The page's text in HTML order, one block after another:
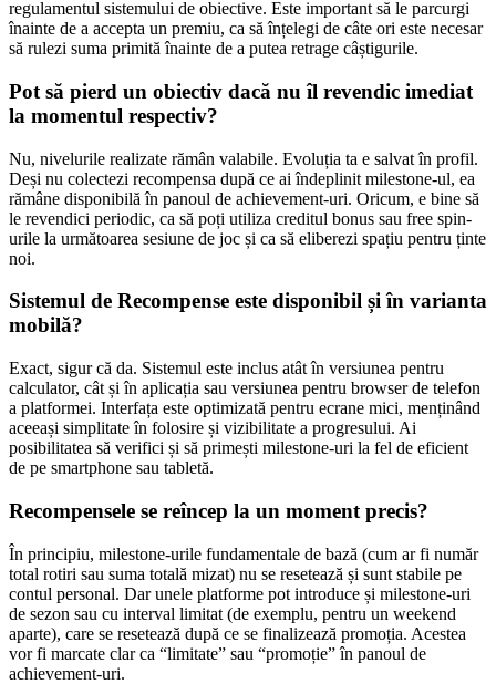
regulamentul sistemului de obiective. Este important să le parcurgi
înainte de a accepta un premiu, ca să înțelegi de câte ori este necesar
să rulezi suma primită înainte de a putea retrage câștigurile.
Pot să pierd un obiectiv dacă nu îl revendic imediat
la momentul respectiv?
Nu, nivelurile realizate rămân valabile. Evoluția ta e salvat în profil.
Deși nu colectezi recompensa după ce ai îndeplinit milestone-ul, ea
rămâne disponibilă în panoul de achievement-uri. Oricum, e bine să
le revendici periodic, ca să poți utiliza creditul bonus sau free spin-
urile la următoarea sesiune de joc și ca să eliberezi spațiu pentru ținte
noi.
Sistemul de Recompense este disponibil și în varianta
mobilă?
Exact, sigur că da. Sistemul este inclus atât în versiunea pentru
calculator, cât și în aplicația sau versiunea pentru browser de telefon
a platformei. Interfața este optimizată pentru ecrane mici, menținând
aceeași simplitate în folosire și vizibilitate a progresului. Ai
posibilitatea să verifici și să primești milestone-uri la fel de eficient
de pe smartphone sau tabletă.
Recompensele se reîncep la un moment precis?
În principiu, milestone-urile fundamentale de bază (cum ar fi număr
total rotiri sau suma totală mizat) nu se resetează și sunt stabile pe
contul personal. Dar unele platforme pot introduce și milestone-uri
de sezon sau cu interval limitat (de exemplu, pentru un weekend
aparte), care se resetează după ce se finalizează promoția. Acestea
vor fi marcate clar ca “limitate” sau “promoție” în panoul de
achievement-uri.